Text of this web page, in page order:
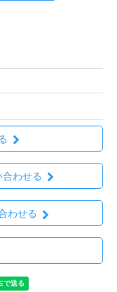
わせる
わせる